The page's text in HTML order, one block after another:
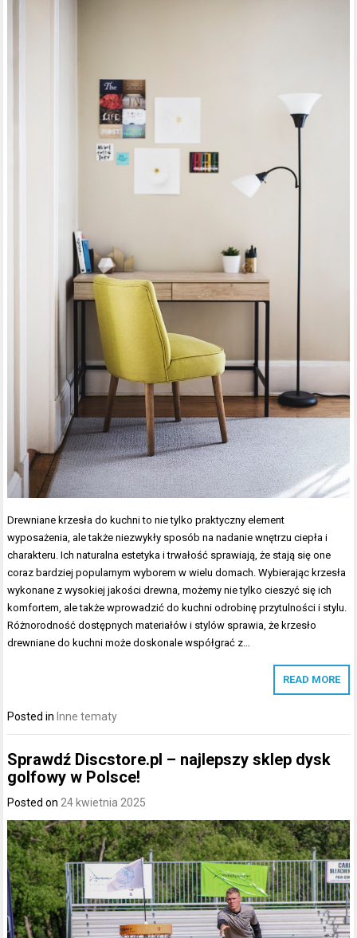
Drewniane krzesła do kuchni to nie tylko praktyczny element
wyposażenia, ale także niezwykły sposób na nadanie wnętrzu ciepła i
charakteru. Ich naturalna estetyka i trwałość sprawiają, że stają się one
coraz bardziej popularnym wyborem w wielu domach. Wybierając krzesła
wykonane z wysokiej jakości drewna, możemy nie tylko cieszyć się ich
komfortem, ale także wprowadzić do kuchni odrobinę przytulności i stylu.
Różnorodność dostępnych materiałów i stylów sprawia, że krzesło
drewniane do kuchni może doskonale współgrać z…
READ MORE
Posted in Inne tematy
Sprawdź Discstore.pl – najlepszy sklep dysk
golfowy w Polsce!
Posted on 24 kwietnia 2025